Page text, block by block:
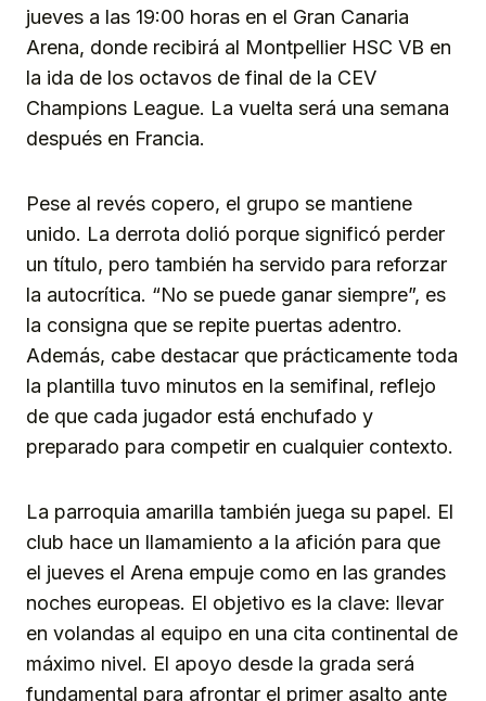
jueves a las 19:00 horas en el Gran Canaria
Arena, donde recibirá al Montpellier HSC VB en
la ida de los octavos de final de la CEV
Champions League. La vuelta será una semana
después en Francia.
Pese al revés copero, el grupo se mantiene
unido. La derrota dolió porque significó perder
un título, pero también ha servido para reforzar
la autocrítica. “No se puede ganar siempre”, es
la consigna que se repite puertas adentro.
Además, cabe destacar que prácticamente toda
la plantilla tuvo minutos en la semifinal, reflejo
de que cada jugador está enchufado y
preparado para competir en cualquier contexto.
La parroquia amarilla también juega su papel. El
club hace un llamamiento a la afición para que
el jueves el Arena empuje como en las grandes
noches europeas. El objetivo es la clave: llevar
en volandas al equipo en una cita continental de
máximo nivel. El apoyo desde la grada será
fundamental para afrontar el primer asalto ante